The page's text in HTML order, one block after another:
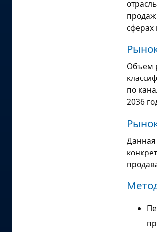
сферах
Объем
по
2036
Данная